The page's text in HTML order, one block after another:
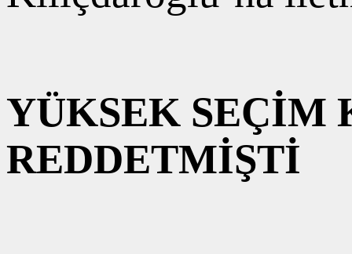
YÜKSEK SEÇİM
REDDETMİŞTİ